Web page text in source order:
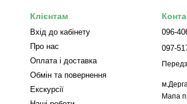
Клієнтам
Вхід до кабінету
Про нас
Оплата і доставка
Обмін та повернення
Екскурсії
096-
097-
Мапа